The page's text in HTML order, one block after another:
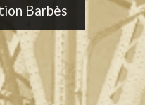
Barbès